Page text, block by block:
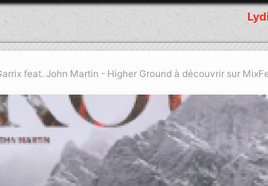
:Le
feat. John Martin - Higher Ground à découvrir sur